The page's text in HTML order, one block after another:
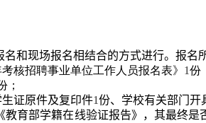
名和现场报名相结合的方式进行。报名
核招聘事业单位工作人员报名表》 1份
；
证原件及复印件1份、学校有关部门开
教育部学籍在线验证报告》，其最终